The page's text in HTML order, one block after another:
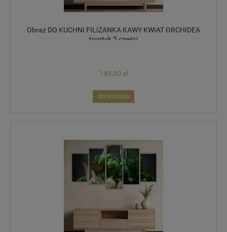
Obraz DO KUCHNI FILIŻANKA KAWY KWIAT ORCHIDEA
tryptyk 5 części
149,00 zł
do koszyka